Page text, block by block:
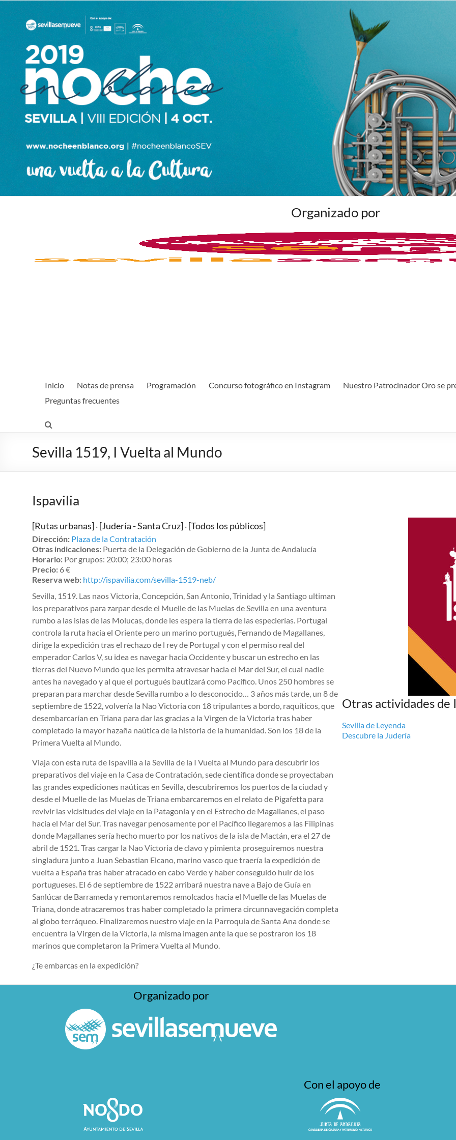
Organizado por
Inicio Notas de prensa Programación Concurso fotográfico en Instagram Nuestro Patrocinador Oro se
Preguntas frecuentes
Sevilla 1519, I Vuelta al Mundo
Ispavilia
[Rutas urbanas] · [Judería - Santa Cruz] · [Todos los públicos]
Dirección: Plaza de la Contratación
Otras indicaciones: Puerta de la Delegación de Gobierno de la Junta de Andalucía
Horario: Por grupos: 20:00; 23:00 horas
Precio: 6 €
Reserva web: http://ispavilia.com/sevilla-1519-neb/
Sevilla, 1519. Las naos Victoria, Concepción, San Antonio, Trinidad y la Santiago ultiman
los preparativos para zarpar desde el Muelle de las Muelas de Sevilla en una aventura
rumbo a las islas de las Molucas, donde les espera la tierra de las especierías. Portugal
controla la ruta hacia el Oriente pero un marino portugués, Fernando de Magallanes,
dirige la expedición tras el rechazo de l rey de Portugal y con el permiso real del
emperador Carlos V, su idea es navegar hacia Occidente y buscar un estrecho en las
tierras del Nuevo Mundo que les permita atravesar hacia el Mar del Sur, el cual nadie
antes ha navegado y al que el portugués bautizará como Pacífico. Unos 250 hombres se
preparan para marchar desde Sevilla rumbo a lo desconocido… 3 años más tarde, un 8 de
septiembre de 1522, volvería la Nao Victoria con 18 tripulantes a bordo, raquíticos, que
desembarcarían en Triana para dar las gracias a la Virgen de la Victoria tras haber
completado la mayor hazaña naútica de la historia de la humanidad. Son los 18 de la
Primera Vuelta al Mundo.
Viaja con esta ruta de Ispavilia a la Sevilla de la I Vuelta al Mundo para descubrir los
preparativos del viaje en la Casa de Contratación, sede científica donde se proyectaban
las grandes expediciones naúticas en Sevilla, descubriremos los puertos de la ciudad y
desde el Muelle de las Muelas de Triana embarcaremos en el relato de Pigafetta para
revivir las vicisitudes del viaje en la Patagonia y en el Estrecho de Magallanes, el paso
hacia el Mar del Sur. Tras navegar penosamente por el Pacífico llegaremos a las Filipinas
donde Magallanes sería hecho muerto por los nativos de la isla de Mactán, era el 27 de
abril de 1521. Tras cargar la Nao Victoria de clavo y pimienta proseguiremos nuestra
singladura junto a Juan Sebastian Elcano, marino vasco que traería la expedición de
vuelta a España tras haber atracado en cabo Verde y haber conseguido huir de los
portugueses. El 6 de septiembre de 1522 arribará nuestra nave a Bajo de Guía en
Sanlúcar de Barrameda y remontaremos remolcados hacia el Muelle de las Muelas de
Triana, donde atracaremos tras haber completado la primera circunnavegación completa
al globo terráqueo. Finalizaremos nuestro viaje en la Parroquia de Santa Ana donde se
encuentra la Virgen de la Victoria, la misma imagen ante la que se postraron los 18
marinos que completaron la Primera Vuelta al Mundo.
¿Te embarcas en la expedición?
Otras actividades de
Sevilla de Leyenda
Descubre la Judería
Organizado por
Con el apoyo de